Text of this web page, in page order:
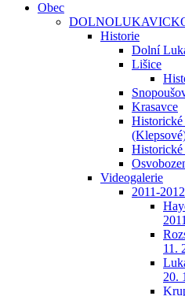
Obec
Historie
Dolní
Lišice
Krasavce
Historické
Videogalerie
2011-2012
2011
11.
20.